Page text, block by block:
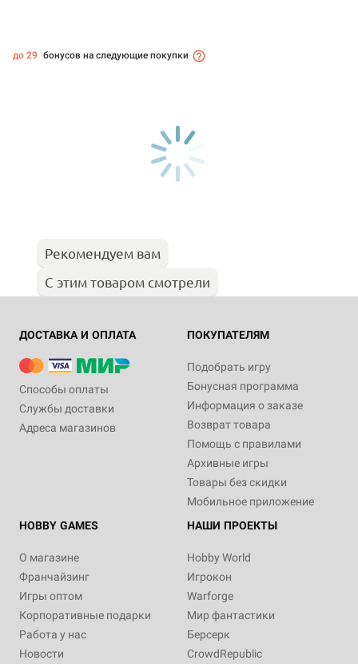
до 29 бонусов на следующие покупки
Рекомендуем вам
С этим товаром смотрели
ДОСТАВКА И ОПЛАТА
Способы оплаты
Службы доставки
Адреса магазинов
ПОКУПАТЕЛЯМ
Подобрать игру
Бонусная программа
Информация о заказе
Возврат товара
Помощь с правилами
Архивные игры
Товары без скидки
Мобильное приложение
HOBBY GAMES
О магазине
Франчайзинг
Игры оптом
Корпоративные подарки
Работа у нас
Новости
НАШИ ПРОЕКТЫ
Hobby World
Игрокон
Warforge
Мир фантастики
Берсерк
CrowdRepublic